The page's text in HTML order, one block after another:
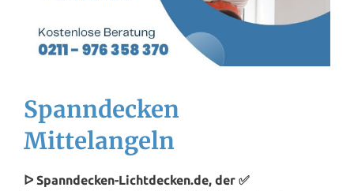
Spanndecken
Mittelangeln
ᐅ Spanndecken-Lichtdecken.de, der ✅